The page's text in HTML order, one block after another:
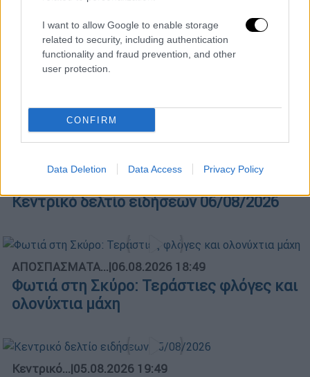
I want to allow Google to enable storage
related to security, including authentication
functionality and fraud prevention, and other
user protection.
CONFIRM
Data Deletion Data Access Privacy Policy
POPULAR VIDEOS
06/08/2026
Κεντρικό δελτίο ειδήσεων 06/08/2026
ΑΠΟΣΠΑΣΜΑΤΑ...|06.08.2026 18:49
Φωτιά στη Σκύρο: Τεράστιες φλόγες και
ολονύχτια μάχη
Κεντρικό...|05.08.2026 19:49